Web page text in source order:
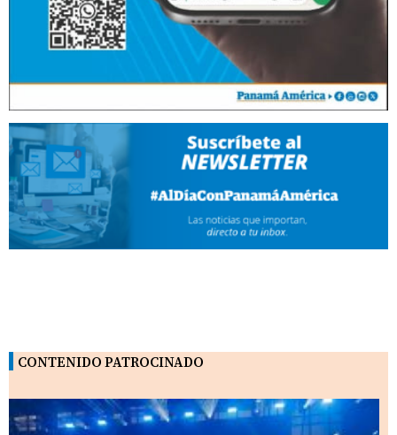
CONTENIDO PATROCINADO